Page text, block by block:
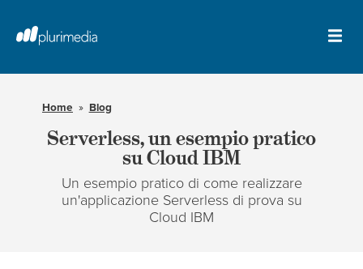
contenuto
il
Home Blog
Serverless, un esempio pratico
su Cloud IBM
Un esempio pratico di come realizzare
un'applicazione Serverless di prova su
Cloud IBM